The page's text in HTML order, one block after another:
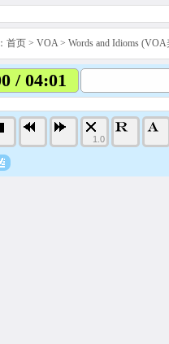
首页 > VOA> Words and Idioms
/ 04:01
1.0